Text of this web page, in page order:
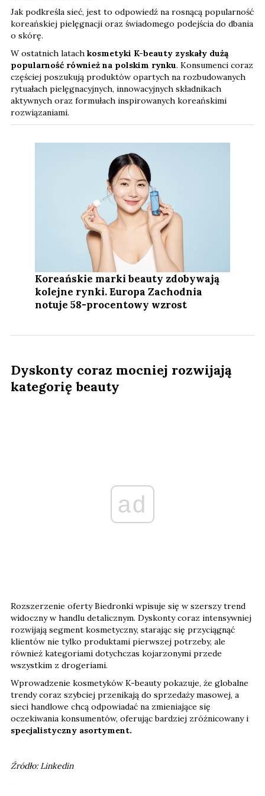
Jak podkreśla sieć, jest to odpowiedź na rosnącą popularność
koreańskiej pielęgnacji oraz świadomego podejścia do dbania
o skórę.
W ostatnich latach kosmetyki K-beauty zyskały dużą
popularność również na polskim rynku. Konsumenci coraz
częściej poszukują produktów opartych na rozbudowanych
rytuałach pielęgnacyjnych, innowacyjnych składnikach
aktywnych oraz formułach inspirowanych koreańskimi
rozwiązaniami.
Koreańskie marki beauty zdobywają
kolejne rynki. Europa Zachodnia
notuje 58-procentowy wzrost
Dyskonty coraz mocniej rozwijają
kategorię beauty
ad
Rozszerzenie oferty Biedronki wpisuje się w szerszy trend
widoczny w handlu detalicznym. Dyskonty coraz intensywniej
rozwijają segment kosmetyczny, starając się przyciągnąć
klientów nie tylko produktami pierwszej potrzeby, ale
również kategoriami dotychczas kojarzonymi przede
wszystkim z drogeriami.
Wprowadzenie kosmetyków K-beauty pokazuje, że globalne
trendy coraz szybciej przenikają do sprzedaży masowej, a
sieci handlowe chcą odpowiadać na zmieniające się
oczekiwania konsumentów, oferując bardziej zróżnicowany i
specjalistyczny asortyment.
Źródło: Linkedin